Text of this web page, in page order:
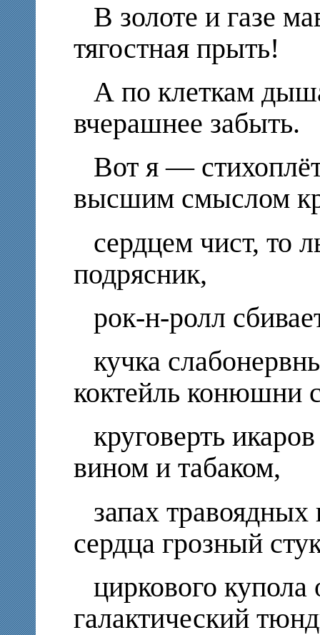
В золоте и газе
тягостная прыть!
А по клеткам
вчерашнее забыть.
Вот я —
высшим смыслом
сердцем чист, то
подрясник,
рок-н-ролл
кучка
коктейль конюшни
круговерть
вином и табаком,
запах
сердца грозный
циркового
галактический